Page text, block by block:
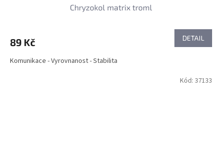
Chryzokol matrix troml
89 Kč DETAIL
Komunikace - Vyrovnanost - Stabilita
Kód: 37133